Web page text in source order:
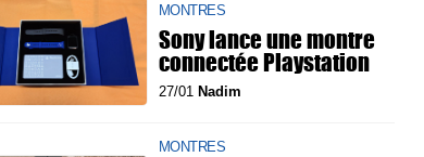
MONTRES
Sony lance une montre
connectée Playstation
27/01 Nadim
MONTRES